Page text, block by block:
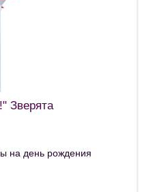
Зверята
на день рождения